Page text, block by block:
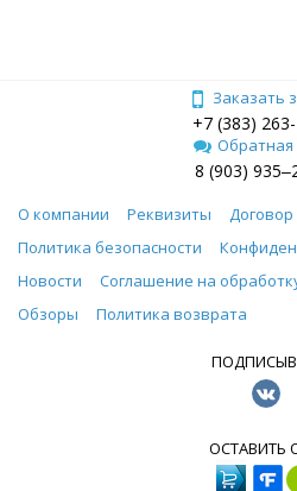
Заказать
+7 (383)
Обратная
8 (903)
О компании Реквизиты
Политика безопасности
Новости
Соглашение на
Обзоры
Политика возврата
ОСТАВИТЬ